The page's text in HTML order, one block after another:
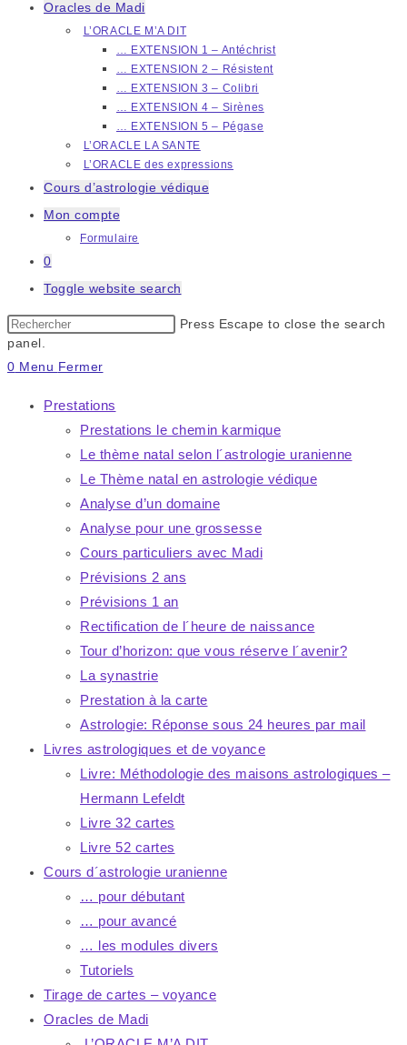
Oracles de Madi
L’ORACLE M’A DIT
… EXTENSION 1 – Antéchrist
… EXTENSION 2 – Résistent
… EXTENSION 3 – Colibri
… EXTENSION 4 – Sirènes
… EXTENSION 5 – Pégase
L’ORACLE LA SANTE
L’ORACLE des expressions
Cours d’astrologie védique
Mon compte
Formulaire
0
Toggle website search
Press Escape to close the search
panel.
0 Menu Fermer
Prestations
Prestations le chemin karmique
Le thème natal selon l´astrologie uranienne
Le Thème natal en astrologie védique
Analyse d’un domaine
Analyse pour une grossesse
Cours particuliers avec Madi
Prévisions 2 ans
Prévisions 1 an
Rectification de l´heure de naissance
Tour d’horizon: que vous réserve l´avenir?
La synastrie
Prestation à la carte
Astrologie: Réponse sous 24 heures par mail
Livres astrologiques et de voyance
Livre: Méthodologie des maisons astrologiques –
Hermann Lefeldt
Livre 32 cartes
Livre 52 cartes
Cours d´astrologie uranienne
… pour débutant
… pour avancé
… les modules divers
Tutoriels
Tirage de cartes – voyance
Oracles de Madi